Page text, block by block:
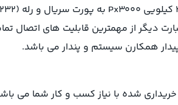
همکارن سیستم و پندار می باشد.
شده با نیاز کسب و کار شما می